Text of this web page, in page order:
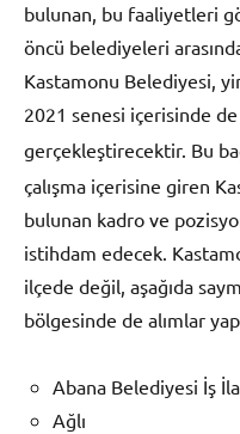
bulunan, bu faaliyetleri
öncü belediyeleri
Kastamonu Belediyesi,
2021 senesi içerisinde
gerçekleştirecektir. Bu
çalışma içerisine giren
bulunan kadro ve
istihdam edecek.
ilçede değil, aşağıda
bölgesinde de alımlar
Abana Belediyesi İş
Ağlı